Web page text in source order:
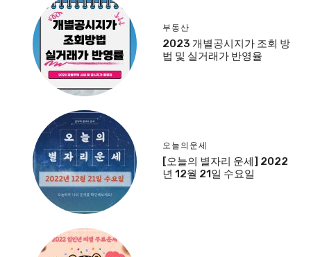
부동산
2023 개별공시지가 조회 방
법 및 실거래가 반영율
오늘의운세
[오늘의 별자리 운세] 2022
년 12월 21일 수요일